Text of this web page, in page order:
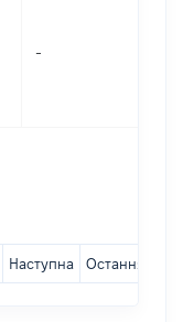
-
Наступна Остання